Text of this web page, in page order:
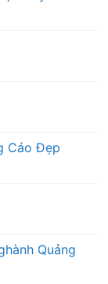
Cáo Đẹp
Quảng